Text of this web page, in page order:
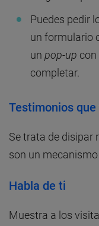
Puedes pedir
un formulario
un pop-up con
completar.
Testimonios
Se trata de disipar
son un
Habla de ti
Muestra a los